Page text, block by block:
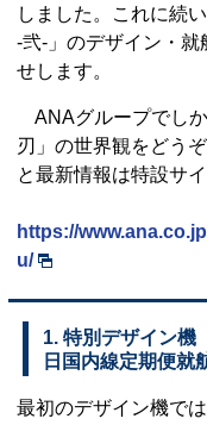
しました。これに続
-弐-」のデザイン・就
せします。
ANAグループでし
刃」の世界観をどう
と最新情報は特設サ
https://
u/
1. 特別デザイン機
日国内線定期便就
最初のデザイン機で